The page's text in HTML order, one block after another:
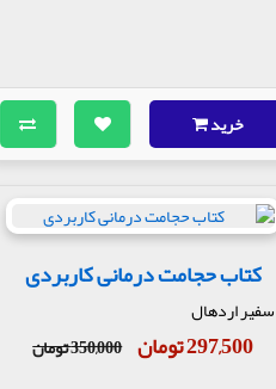
خرید
کتاب حجامت درمانی کاربردی
سفیر اردهال
297,500 تومان 350,000 تومان